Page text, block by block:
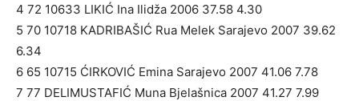
4 72 10633 LIKIĆ Ina Ilidža 2006 37.58 4.30
5 70 10718 KADRIBAŠIĆ Rua Melek Sarajevo 2007 39.62
6.34
6 65 10715 ĆIRKOVIĆ Emina Sarajevo 2007 41.06 7.78
7 77 DELIMUSTAFIĆ Muna Bjelašnica 2007 41.27 7.99